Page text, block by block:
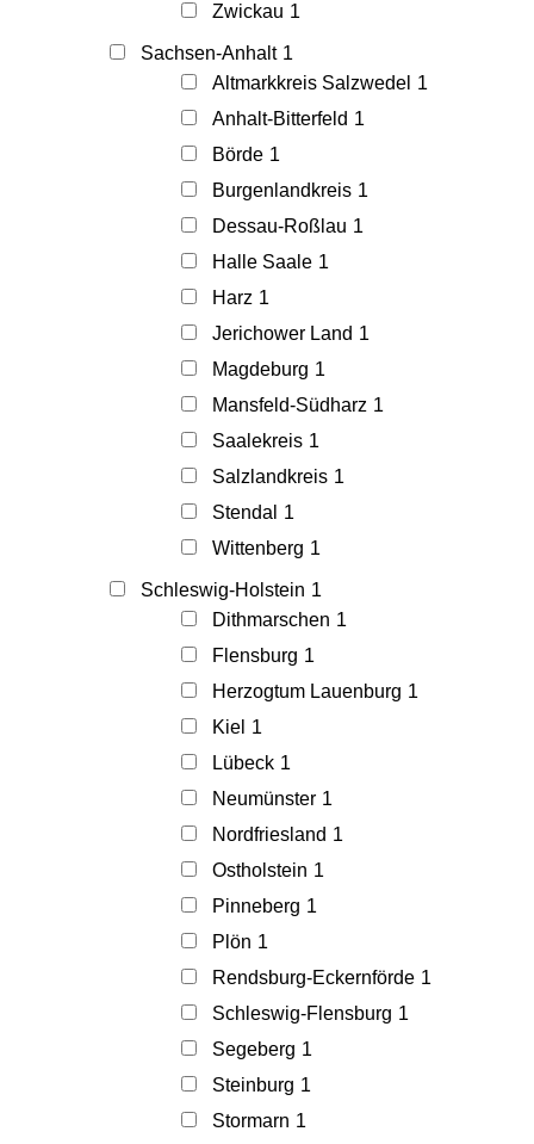
Zwickau 1
Sachsen-Anhalt 1
Altmarkkreis Salzwedel 1
Anhalt-Bitterfeld 1
Börde 1
Burgenlandkreis 1
Dessau-Roßlau 1
Halle Saale 1
Harz 1
Jerichower Land 1
Magdeburg 1
Mansfeld-Südharz 1
Saalekreis 1
Salzlandkreis 1
Stendal
1
Wittenberg 1
Schleswig-Holstein 1
Dithmarschen 1
Flensburg 1
Herzogtum Lauenburg 1
Kiel 1
Lübeck 1
Neumünster 1
Nordfriesland 1
Ostholstein 1
Pinneberg 1
Plön 1
Rendsburg-Eckernförde 1
Schleswig-Flensburg 1
Segeberg 1
Steinburg 1
Stormarn 1